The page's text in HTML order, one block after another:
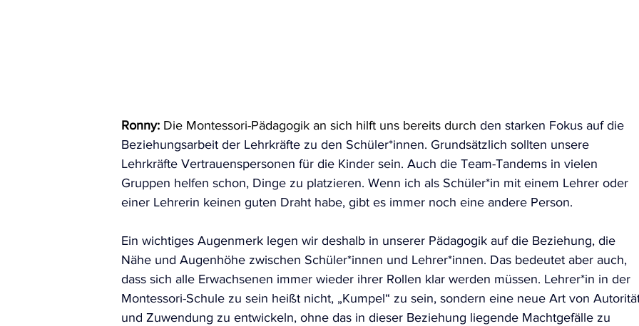
Ronny: Die Montessori-Pädagogik an sich hilft uns bereits durch den starken Fokus auf die
Beziehungsarbeit der Lehrkräfte zu den Schüler*innen. Grundsätzlich sollten unsere
Lehrkräfte Vertrauenspersonen für die Kinder sein. Auch die Team-Tandems in vielen
Gruppen helfen schon, Dinge zu platzieren. Wenn ich als Schüler*in mit einem Lehrer oder
einer Lehrerin keinen guten Draht habe, gibt es immer noch eine andere Person.
Ein wichtiges Augenmerk legen wir deshalb in unserer Pädagogik auf die Beziehung, die
Nähe und Augenhöhe zwischen Schüler*innen und Lehrer*innen. Das bedeutet aber auch,
dass sich alle Erwachsenen immer wieder ihrer Rollen klar werden müssen. Lehrer*in in der
Montessori-Schule zu sein heißt nicht, „Kumpel“ zu sein, sondern eine neue Art von
und Zuwendung zu entwickeln, ohne das in dieser Beziehung liegende Machtgefälle zu